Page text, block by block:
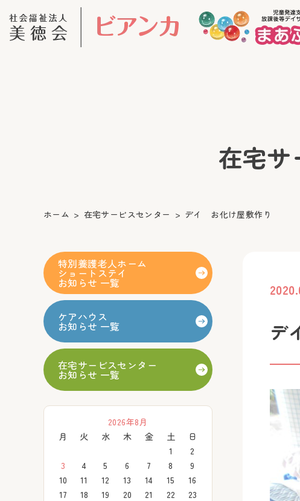
在宅
ホーム 在宅サービスセンター デイ お化け屋敷作り
デ
特別養護老人ホーム
ショートステイ
お知らせ 一覧
ケアハウス
お知らせ 一覧
在宅サービスセンター
お知らせ 一覧
2026年8月
月
火 水 木 金 土 日
1
2
3
4 5 6 7 8
9
10
11 12 13 14 15
16
17
18 19 20 21 22
23